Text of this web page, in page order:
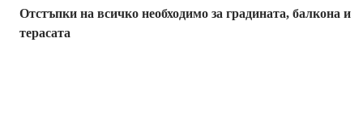
Отстъпки на всичко необходимо за градината, балкона и
терасата